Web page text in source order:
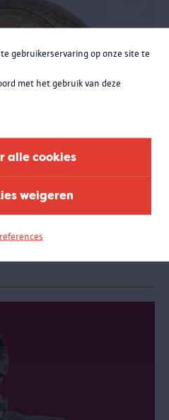
gebruikerservaring op onze site te
met het gebruik van deze
alle cookies
weigeren
MAS lieten de bezoekers een reis